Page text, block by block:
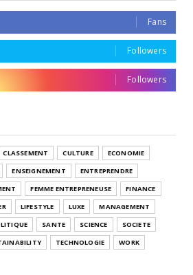
Fans
Followers
Followers
CLASSEMENT CULTURE
ECONOMIE
ENSEIGNEMENT
ENTREPRENDRE
FEMME ENTREPRENEUSE
FINANCE
LIFESTYLE LUXE
MANAGEMENT
SANTE SCIENCE
SOCIETE
TECHNOLOGIE
WORK